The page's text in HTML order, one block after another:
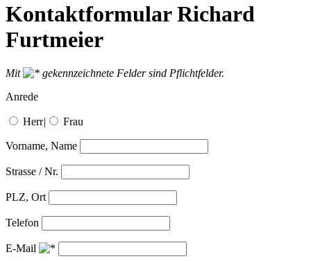
Kontaktformular Richard
Furtmeier
Mit
gekennzeichnete Felder sind Pflichtfelder.
Anrede
Herr| Frau
Vorname, Name
Strasse / Nr.
PLZ, Ort
Telefon
E-Mail